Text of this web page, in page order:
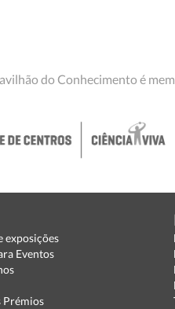
do Conhecimento é
exposições
Eventos
Prémios